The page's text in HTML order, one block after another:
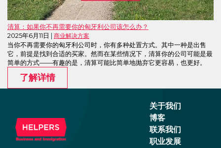
清算：如果你不再需要你的匈牙利公司该怎么办？
2025年6月11日
商业解决方案
当你不再需要你的匈牙利公司时，你有多种处置方式。其中一种是出售
它，前提是找到合适的买家。然而在某些情况下，清算你的公司可能是最
简单的方式——有趣的是，清算可能比简单地抛弃它更容易，也更好。
了解详情
关于我们
博客
联系我们
职业发展